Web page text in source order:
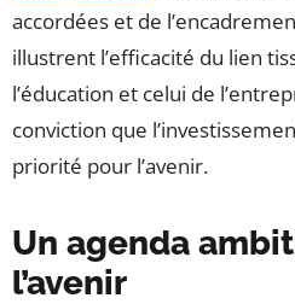
accordées et de
illustrent l’efficacité du lien
l’éducation et celui de
conviction que
priorité pour l’avenir.
Un agenda
l’avenir